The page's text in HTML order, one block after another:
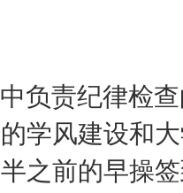
负责纪律检
学风建设和
之前的早操